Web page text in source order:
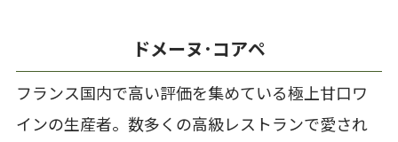
ドメーヌ･コアペ
フランス国内で高い評価を集めている極上甘口ワ
インの生産者。数多くの高級レストランで愛され